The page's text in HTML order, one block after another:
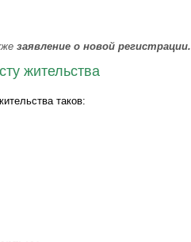
заявление о новой регистрации.
жительства
таков: